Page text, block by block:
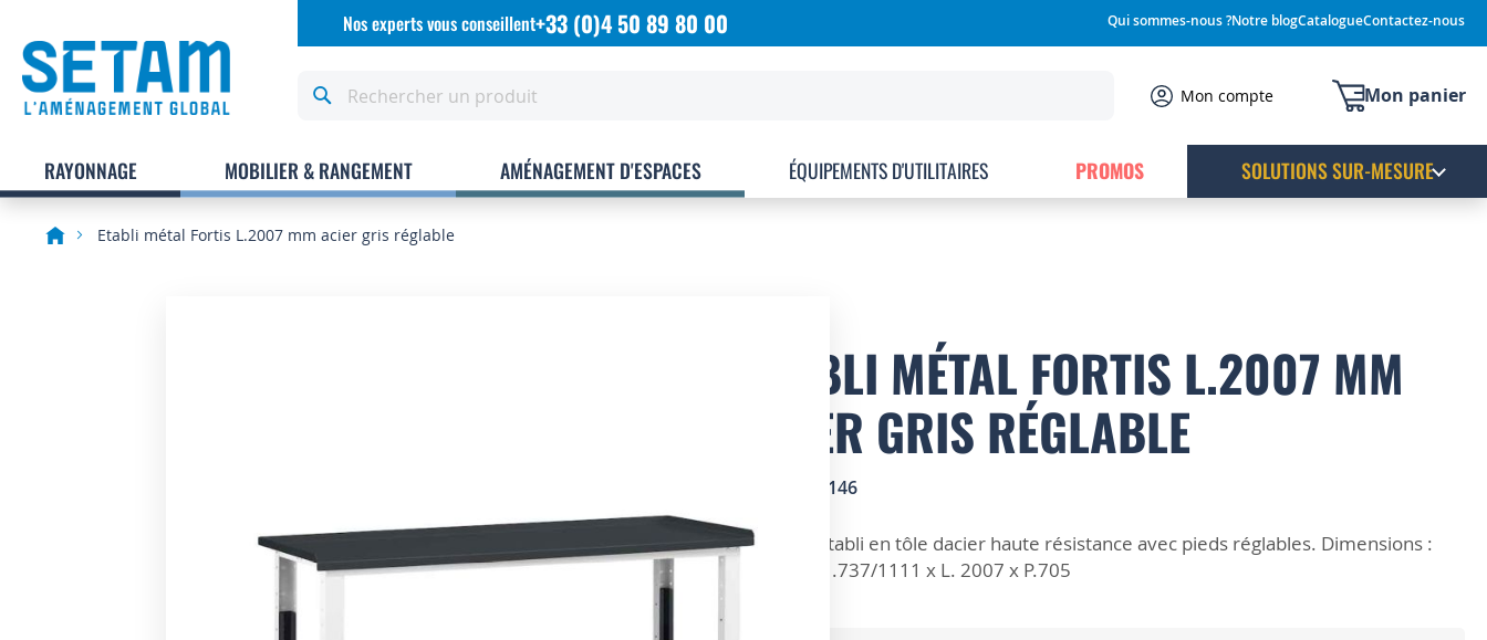
Allez
Qui sommes-nous ?Notre blogCatalogueContactez-nous
Nos experts vous conseillent+33 (0)4 50 89 80 00
Mon panier
Mon compte
RAYONNAGE MOBILIER & RANGEMENT AMÉNAGEMENT D'ESPACES ÉQUIPEMENTS D'UTILITAIRES PROMOS SOLUTIONS SUR-MESURE
Etabli métal Fortis L.2007 mm acier gris réglable
ETABLI MÉTAL FORTIS L.2007 MM
ACIER GRIS RÉGLABLE
4505146
ZOOM SUR
Établi en tôle dacier haute résistance avec pieds réglables. Dimensions :
H.737/1111 x L. 2007 x P.705